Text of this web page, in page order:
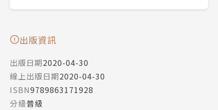
出版資訊
出版日期2020-04-30
線上出版日期2020-04-30
ISBN9789863171928
分級普級